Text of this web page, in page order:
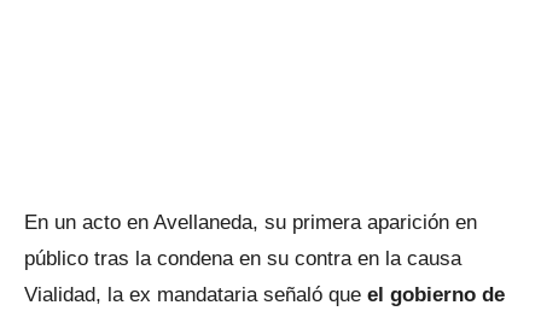
En un acto en Avellaneda, su primera aparición en
público tras la condena en su contra en la causa
Vialidad, la ex mandataria señaló que el gobierno de